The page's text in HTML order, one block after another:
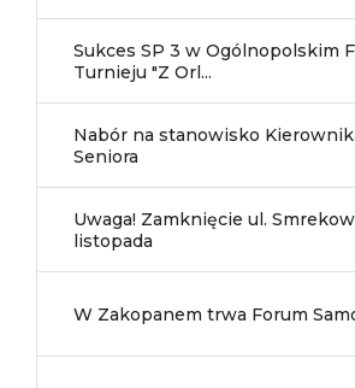
Sukces SP 3 w Ogólnopolskim
Turnieju "Z Orl...
Nabór na stanowisko
Seniora
Uwaga! Zamknięcie ul.
listopada
W Zakopanem trwa Forum